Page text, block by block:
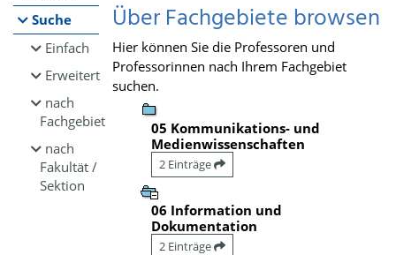
Suche
Einfach
Erweitert
nach
Fachgebiet
nach
Fakultät /
Sektion
Über Fachgebiete browsen
Hier können Sie die Professoren und
Professorinnen nach Ihrem Fachgebiet
suchen.
05 Kommunikations- und
Medienwissenschaften
2 Einträge
06 Information und
Dokumentation
2 Einträge